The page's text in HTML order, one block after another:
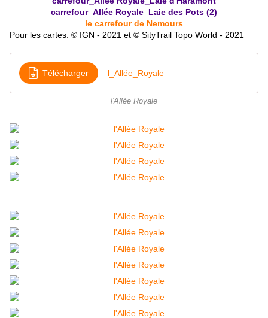
carrefour_Allée Royale_Laie des Pots (2)
le carrefour de Nemours
Pour les cartes: © IGN - 2021 et © SityTrail Topo World - 2021
Télécharger l_Allée_Royale
l'Allée Royale